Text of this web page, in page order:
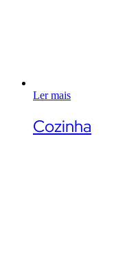
Ler mais
Cozinha